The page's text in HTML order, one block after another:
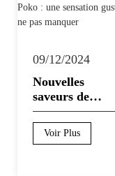
09/12/2024
Nouvelles
saveurs de
Woomi Poko :
une sensation
gustative à ne
Voir Plus
réglementation
européenne
30/05/2024
Redéfinir le
vapotage avec
la vape jetable